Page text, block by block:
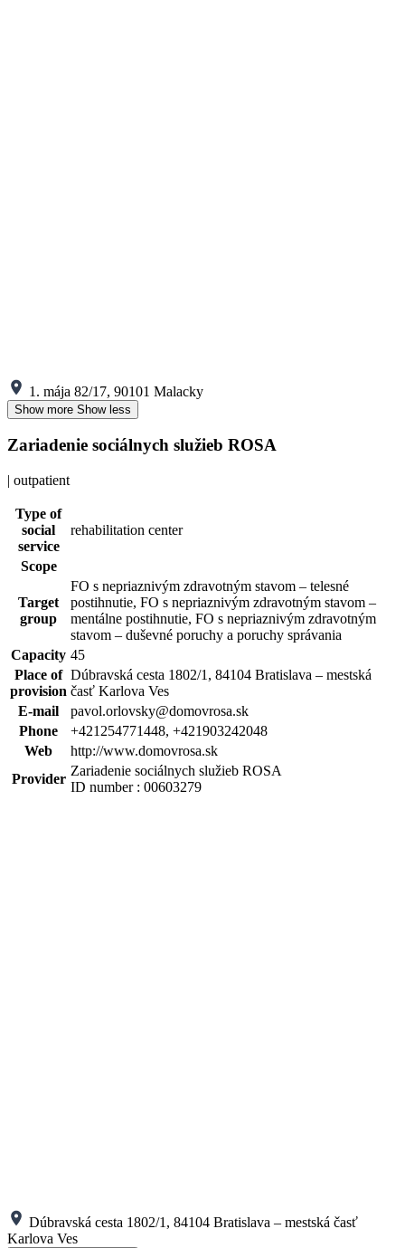
1. mája 82/17, 90101 Malacky
Show more Show less
Zariadenie sociálnych služieb ROSA
| outpatient
Type of
social
service
rehabilitation center
Scope
Target
group
FO s nepriaznivým zdravotným stavom – telesné
postihnutie, FO s nepriaznivým zdravotným stavom –
mentálne postihnutie, FO s nepriaznivým zdravotným
stavom – duševné poruchy a poruchy správania
Capacity 45
Place of
provision
Dúbravská cesta 1802/1, 84104 Bratislava – mestská
časť Karlova Ves
E-mail
pavol.orlovsky@domovrosa.sk
Phone
+421254771448, +421903242048
Web
http://www.domovrosa.sk
Provider
Zariadenie sociálnych služieb ROSA
ID number : 00603279
Dúbravská cesta 1802/1, 84104 Bratislava – mestská časť
Karlova Ves